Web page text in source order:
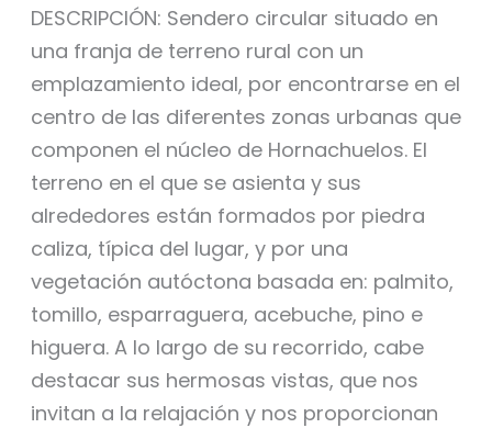
DESCRIPCIÓN: Sendero circular situado en
una franja de terreno rural con un
emplazamiento ideal, por encontrarse en el
centro de las diferentes zonas urbanas que
componen el núcleo de Hornachuelos. El
terreno en el que se asienta y sus
alrededores están formados por piedra
caliza, típica del lugar, y por una
vegetación autóctona basada en: palmito,
tomillo, esparraguera, acebuche, pino e
higuera. A lo largo de su recorrido, cabe
destacar sus hermosas vistas, que nos
invitan a la relajación y nos proporcionan